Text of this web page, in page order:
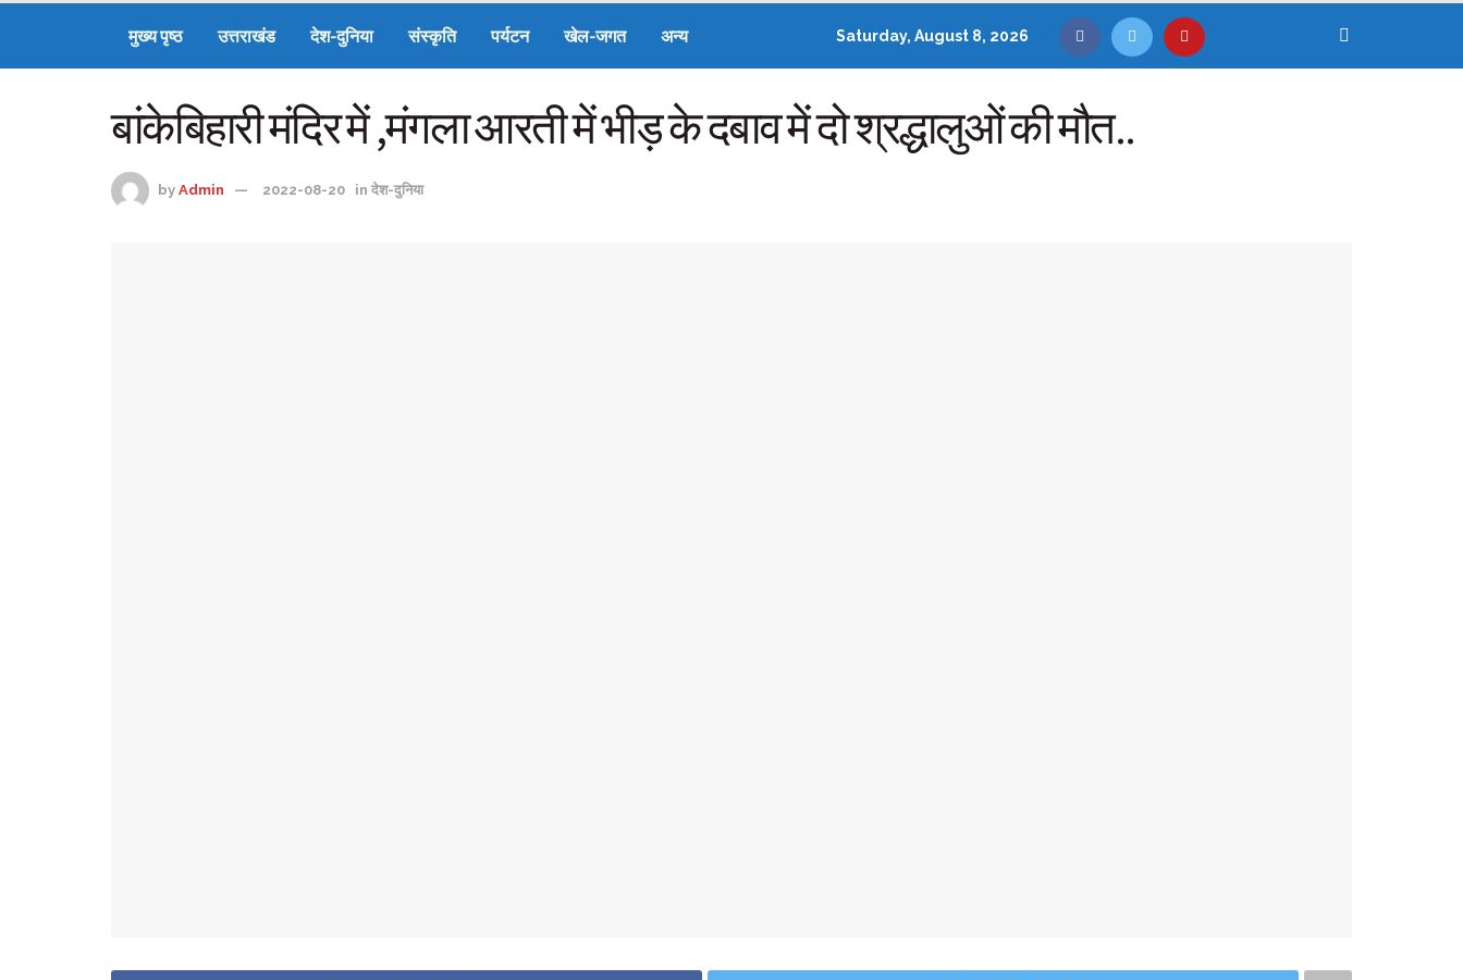
मुख्य पृष्ठ उत्तराखंड देश-दुनिया संस्कृति पर्यटन खेल-जगत अन्य Saturday, August 8, 2026
बांकेबिहारी मंदिर में ,मंगला आरती में भीड़ के दबाव में दो श्रद्धालुओं की मौत..
by Admin 2022-08-20 in देश-दुनिया